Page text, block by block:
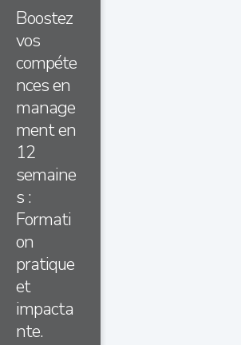
Boostez
vos
compéte
nces en
manage
ment en
12
semaine
s :
Formati
on
pratique
et
impacta
nte.